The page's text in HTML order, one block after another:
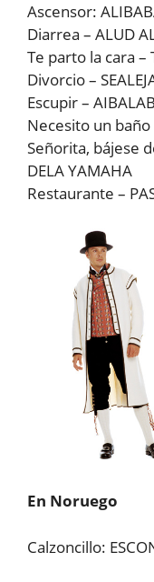
Ascensor:
Diarrea – ALUD
Te parto la cara –
Divorcio –
Escupir –
Necesito un baño
Señorita, bájese
DELA YAMAHA
Restaurante –
En Noruego
Calzoncillo: